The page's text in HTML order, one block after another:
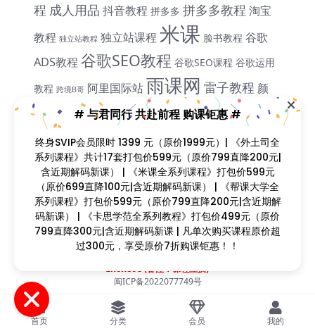
程 成人用品 抖音教程 拼多多 拼多多教程 淘宝
教程 独立站教程 独立站课程 米课 脸书教程 谷歌
ADS教程 谷歌SEO教程 谷歌SEO课程 谷歌运用
教程 跨境B哥 阿里国际站雨课网 雷子教程 颜
Sir
飞橙教育
课程简介
课程目录
Copyright © 2023找课程网- All rights reserved
zkcw598 (备注：课程互换)
闽ICP备2022077749号
首页 分类 会员 我的
# 与君同行 共赴前程 购课钜惠 #
终身SVIP会员限时 1399 元（原价1999元）| 《外土司全
系列课程》共计17套打包价599元（原价799直降200元|
含近期解码新课） | 《米课全系列课程》打包价599元
（原价699直降100元|含近期解码新课） | 《帮课大学全
系列课程》打包价599元（原价799直降200元|含近期解
码新课） | 《卡思学范全系列教程》打包价499元（原价
799直降300元|含近期解码新课 | 凡单次购买课程原价超
过300元，享受原价7折购课钜惠！！